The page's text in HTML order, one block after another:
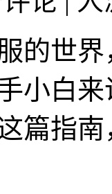
的世
小白
篇指